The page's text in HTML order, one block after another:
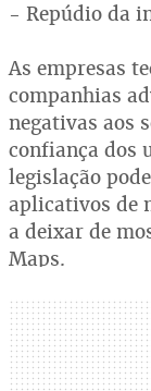
- Repúdio da
As empresas
companhias
negativas aos
confiança dos
legislação
aplicativos de
a deixar de
Maps.